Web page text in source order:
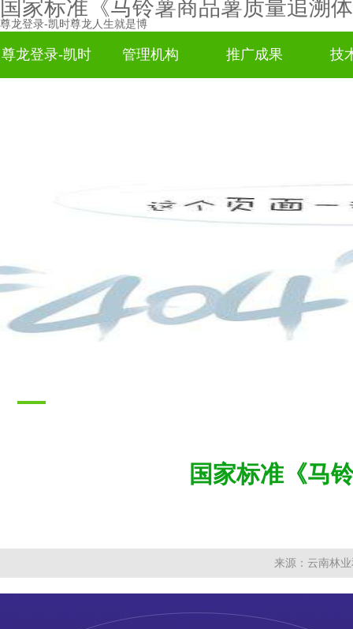
国家标准《马铃薯商品薯质量追溯
尊龙登录-凯时尊龙人生就是博
尊龙登录-凯时 管理机构 推广成果 技
国家标准《马
来源：云南林